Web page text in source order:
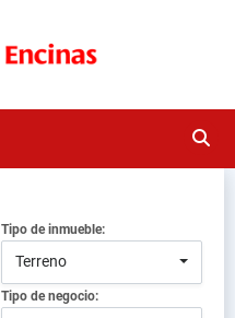
Tipo de inmueble:
Terreno
Tipo de negocio: